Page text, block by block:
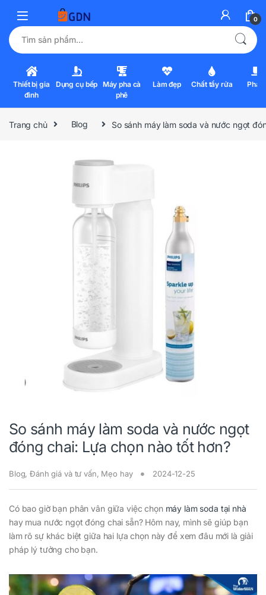
0
Tìm kiếm:
Thiết bị gia
đình
Dụng cụ bếp Máy pha cà
phê
Làm đẹp Chất tẩy rửa Pha
Trang chủ Blog So sánh máy làm soda và nước ngọt
So sánh máy làm soda và nước ngọt
đóng chai: Lựa chọn nào tốt hơn?
Blog,Đánh giá và tư vấn, Mẹo hay 2024-12-25
Có bao giờ bạn phân vân giữa việc chọnmáy làm soda tại nhà
hay mua nước ngọt đóng chai sẵn? Hôm nay, mình sẽ giúp bạn
làm rõ sự khác biệt giữa hai lựa chọn này để xem đâu mới là giải
pháp lý tưởng cho bạn.